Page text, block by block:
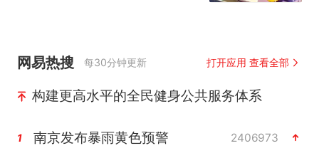
网易热搜 每30分钟更新 打开应用 查看全部
构建更高水平的全民健身公共服务体系
1 南京发布暴雨黄色预警 2406973